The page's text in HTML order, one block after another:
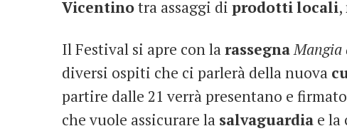
Vicentinotra assaggi di prodottilocali,
Il Festival si apre con larassegnaMangia
diversi ospiti che ci parlerà della nuova
partire dalle 21 verrà presentano e
che vuole assicurare la salvaguardia e la